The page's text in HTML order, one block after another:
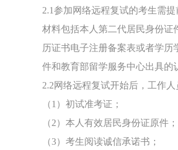
2.1参加网络远程复试的考生需
材料包括本人第二代居民身份证
历证书电子注册备案表或者学
件和教育部留学服务中心出具的
2.2网络远程复试开始后，工作
（1）初试准考证；
（2）本人有效居民身份证原件；
（3）考生阅读诚信承诺书；